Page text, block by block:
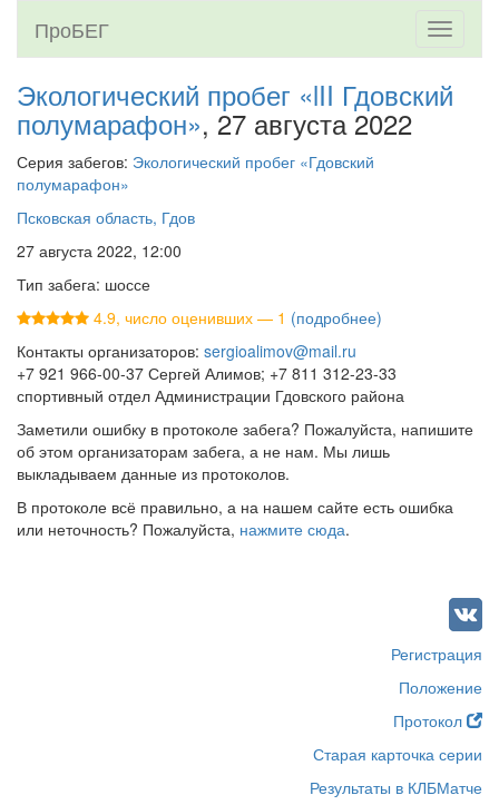
Toggle
ПроБЕГ
Экологический пробег «lII Гдовский
полумарафон», 27 августа 2022
Серия забегов: Экологический пробег «Гдовский
полумарафон»
Псковская область, Гдов
27 августа 2022, 12:00
Тип забега: шоссе
4.9, число оценивших — 1 (подробнее)
Контакты организаторов: sergioalimov@mail.ru
+7 921 966-00-37 Сергей Алимов; +7 811 312-23-33
спортивный отдел Администрации Гдовского района
Заметили ошибку в протоколе забега? Пожалуйста, напишите
об этом организаторам забега, а не нам. Мы лишь
выкладываем данные из протоколов.
В протоколе всё правильно, а на нашем сайте есть ошибка
или неточность? Пожалуйста, нажмите сюда.
Регистрация
Положение
Протокол
Старая карточка серии
Результаты в КЛБМатче